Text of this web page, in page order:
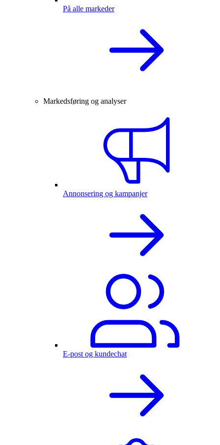
På alle markeder
Markedsføring og analyser
Annonsering og kampanjer
E-post og kundechat